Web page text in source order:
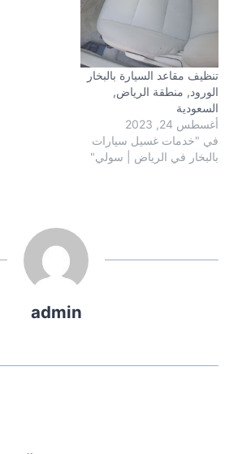
تنظيف مقاعد السيارة بالبخار
الورود, منطقة الرياض,
السعودية
أغسطس 24, 2023
في "خدمات غسيل سيارات
بالبخار في الرياض | سولي"
admin